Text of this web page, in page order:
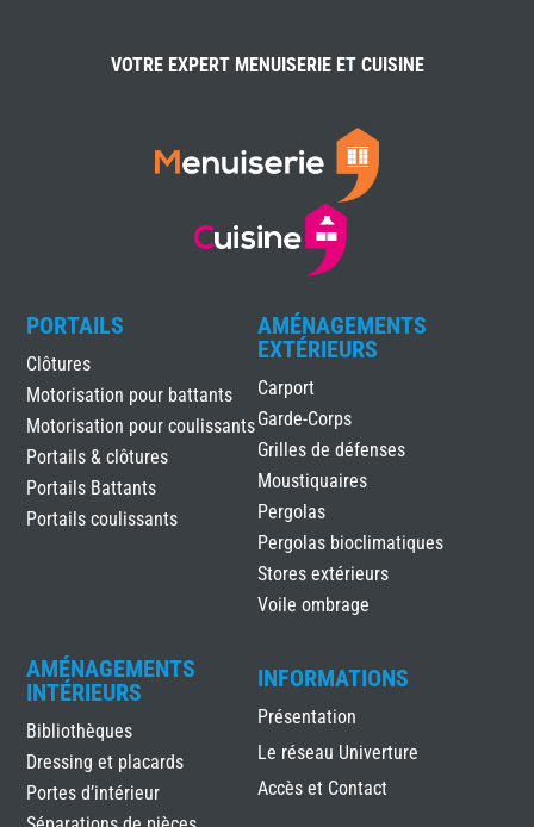
VOTRE EXPERT MENUISERIE ET CUISINE
PORTAILS
Clôtures
Motorisation pour battants
Motorisation pour coulissants
Portails & clôtures
Portails Battants
Portails coulissants
AMÉNAGEMENTS
EXTÉRIEURS
Carport
Garde-Corps
Grilles de défenses
Moustiquaires
Pergolas
Pergolas bioclimatiques
Stores extérieurs
Voile ombrage
AMÉNAGEMENTS
INTÉRIEURS
Bibliothèques
Dressing et placards
Portes d’intérieur
INFORMATIONS
Présentation
Le réseau Univerture
Accès et Contact